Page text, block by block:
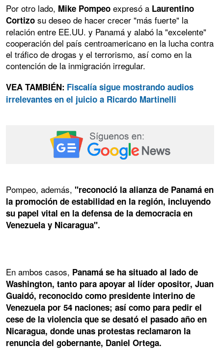
Por otro lado, Mike Pompeo expresó a Laurentino
Cortizo su deseo de hacer crecer "más fuerte" la
relación entre EE.UU. y Panamá y alabó la "excelente"
cooperación del país centroamericano en la lucha contra
el tráfico de drogas y el terrorismo, así como en la
contención de la inmigración irregular.
VEA TAMBIÉN: Fiscalía sigue mostrando audios
irrelevantes en el juicio a Ricardo Martinelli
Pompeo, además, "reconoció la alianza de Panamá en
la promoción de estabilidad en la región, incluyendo
su papel vital en la defensa de la democracia en
Venezuela y Nicaragua".
En ambos casos, Panamá se ha situado al lado de
Washington, tanto para apoyar al líder opositor, Juan
Guaidó, reconocido como presidente interino de
Venezuela por 54 naciones; así como para pedir el
cese de la violencia que se desató el pasado año en
Nicaragua, donde unas protestas reclamaron la
renuncia del gobernante, Daniel Ortega.